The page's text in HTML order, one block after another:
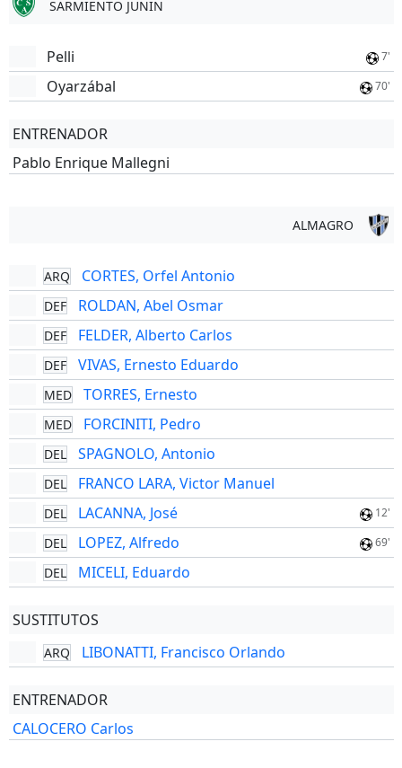
SARMIENTO JUNIN
Pelli 7'
Oyarzábal 70'
ENTRENADOR
Pablo Enrique Mallegni
ALMAGRO
ARQ CORTES, Orfel Antonio
DEF ROLDAN, Abel Osmar
DEF FELDER, Alberto Carlos
DEF VIVAS, Ernesto Eduardo
MED TORRES, Ernesto
MED FORCINITI, Pedro
DEL SPAGNOLO, Antonio
DEL FRANCO LARA, Victor Manuel
DEL LACANNA, José 12'
DEL LOPEZ, Alfredo 69'
DEL MICELI, Eduardo
SUSTITUTOS
ARQ LIBONATTI, Francisco Orlando
ENTRENADOR
CALOCERO Carlos